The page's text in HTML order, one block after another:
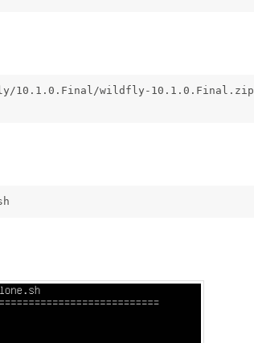
10.1.0.Final/wildfly-10.1.0.Final.zip